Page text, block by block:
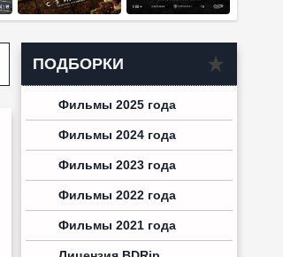
ПОДБОРКИ
Фильмы 2025 года
Фильмы 2024 года
Фильмы 2023 года
Фильмы 2022 года
Фильмы 2021 года